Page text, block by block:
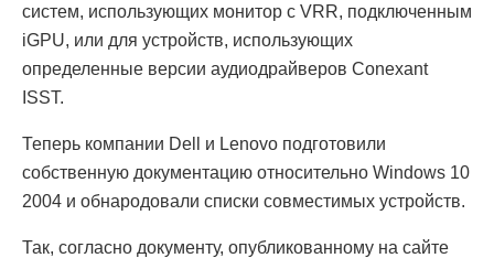
систем, использующих монитор с VRR, подключенным
iGPU, или для устройств, использующих
определенные версии аудиодрайверов Conexant
ISST.
Теперь компании Dell и Lenovo подготовили
собственную документацию относительно Windows 10
2004 и обнародовали списки совместимых устройств.
Так, согласно документу, опубликованному на сайте